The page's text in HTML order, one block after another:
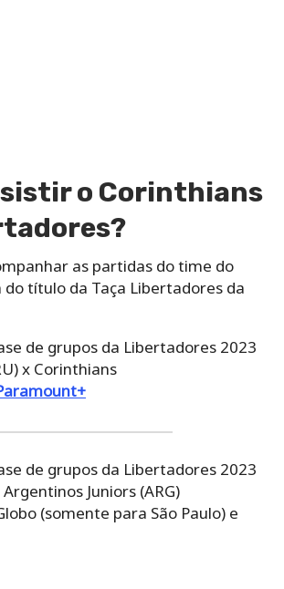
o Corinthians
as partidas do time do
do título da Taça Libertadores da
de grupos da Libertadores 2023
x Corinthians
de grupos da Libertadores 2023
Juniors (ARG)
(somente para São Paulo) e